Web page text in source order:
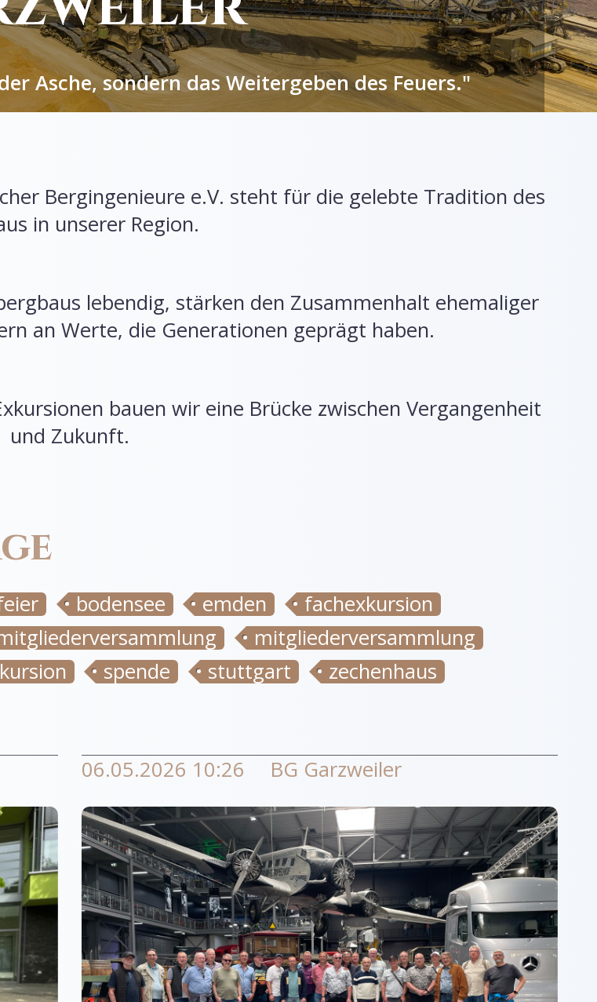
Asche, sondern das Weitergeben des Feuers."
Bergingenieure e.V. steht für die gelebte Tradition des
in unserer Region.
lebendig, stärken den Zusammenhalt ehemaliger
an Werte, die Generationen geprägt haben.
bauen wir eine Brücke zwischen Vergangenheit
und Zukunft.
bodensee emden
fachexkursion
mitgliederversammlung
spende stuttgart zechenhaus
06.05.2026 10:26 BG Garzweiler